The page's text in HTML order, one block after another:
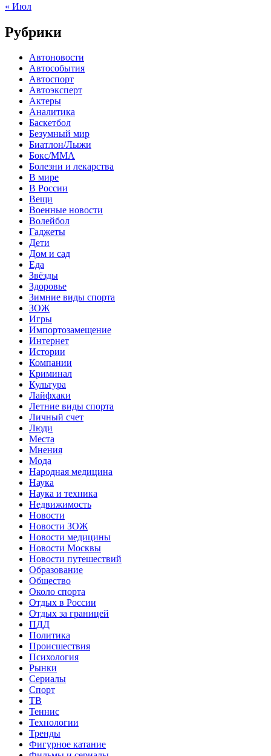
« Июл
Рубрики
Автоновости
Автособытия
Автоспорт
Автоэксперт
Актеры
Аналитика
Баскетбол
Безумный мир
Биатлон/Лыжи
Бокс/MMA
Болезни и лекарства
В мире
В России
Вещи
Военные новости
Волейбол
Гаджеты
Дети
Дом и сад
Еда
Звёзды
Здоровье
Зимние виды спорта
ЗОЖ
Игры
Импортозамещение
Интернет
Истории
Компании
Криминал
Культура
Лайфхаки
Летние виды спорта
Личный счет
Люди
Места
Мнения
Мода
Народная медицина
Наука
Наука и техника
Недвижимость
Новости
Новости ЗОЖ
Новости медицины
Новости Москвы
Новости путешествий
Образование
Общество
Около спорта
Отдых в России
Отдых за границей
ПДД
Политика
Происшествия
Психология
Рынки
Сериалы
Спорт
ТВ
Теннис
Технологии
Тренды
Фигурное катание